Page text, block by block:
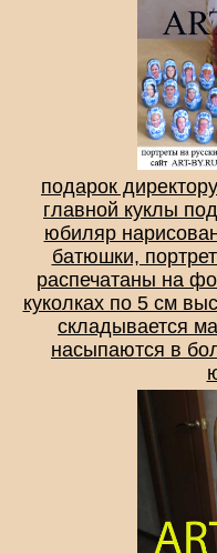
подарок
главной куклы
юбиляр
батюшки,
распечатаны на
куколках по 5 см
складывается
насыпаются в